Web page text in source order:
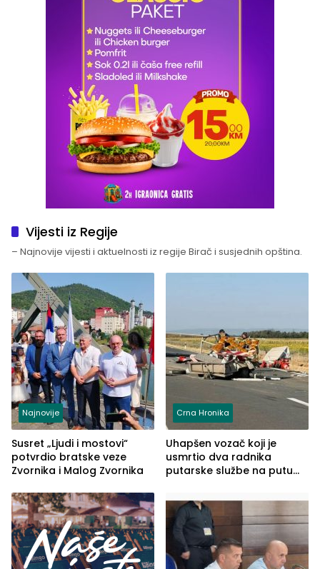
Vijesti iz Regije
– Najnovije vijesti i aktuelnosti iz regije Birač i susjednih opština.
Najnovije
Susret „Ljudi i mostovi“
potvrdio bratske veze
Zvornika i Malog Zvornika
Crna Hronika
Uhapšen vozač koji je
usmrtio dva radnika
putarske službe na putu
(FOTO)